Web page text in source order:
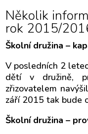
Několik
rok 2015/
Školní družina –
V posledních 2
dětí v družině,
zřizovatelem
září 2015 tak bude
Školní družina –